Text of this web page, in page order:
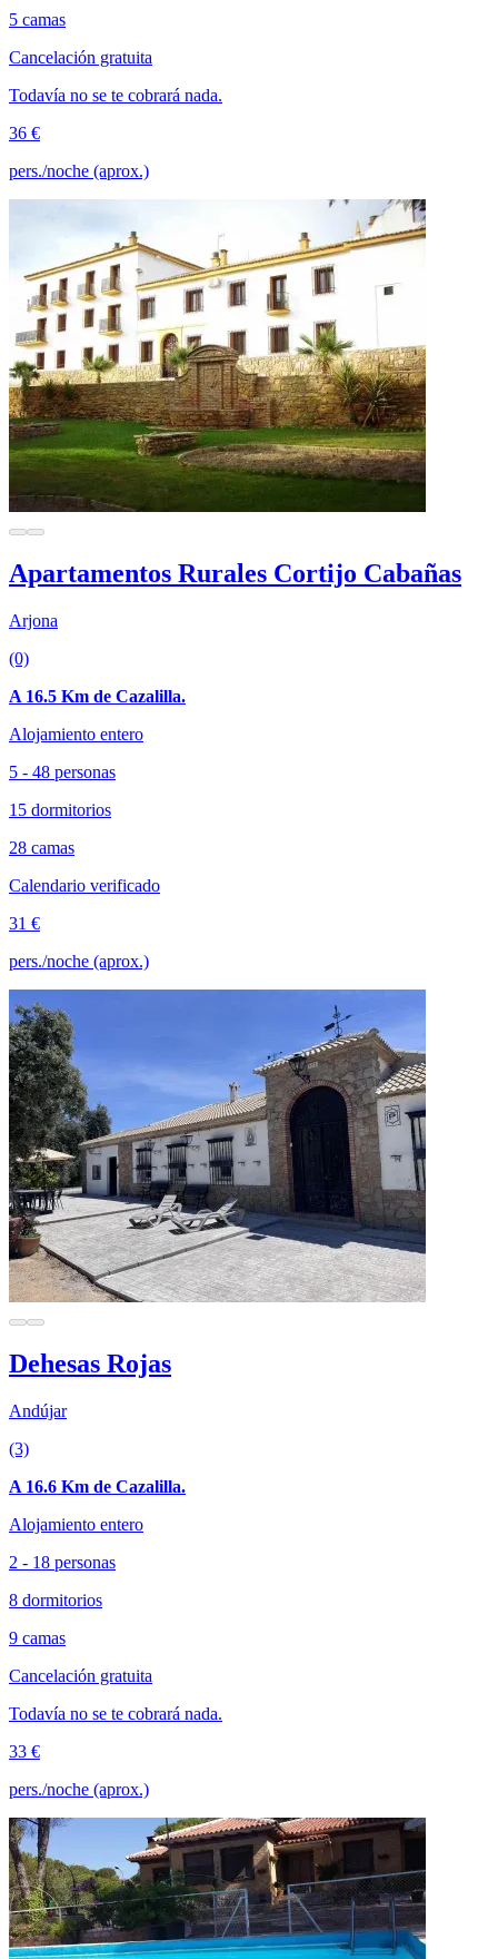
5 camas
Cancelación gratuita
Todavía no se te cobrará nada.
36 €
pers./noche (aprox.)
Apartamentos Rurales Cortijo Cabañas
Arjona
(0)
A 16.5 Km de Cazalilla.
Alojamiento entero
5 - 48 personas
15 dormitorios
28 camas
Calendario verificado
31 €
pers./noche (aprox.)
Dehesas Rojas
Andújar
(3)
A 16.6 Km de Cazalilla.
Alojamiento entero
2 - 18 personas
8 dormitorios
9 camas
Cancelación gratuita
Todavía no se te cobrará nada.
33 €
pers./noche (aprox.)